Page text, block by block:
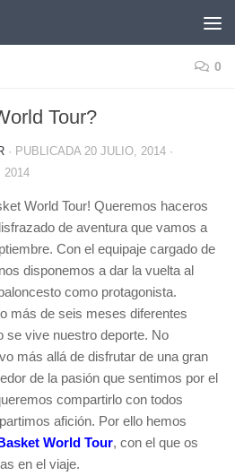
0
Tour?
· PUBLICADA 20 JULIO, 2014 ·
2014
World Tour! Queremos haceros
de aventura que vamos a
Con el equipaje cargado de
nos disponemos a dar la vuelta al
como protagonista.
más de seis meses diferentes
se vive nuestro deporte. No
más allá de disfrutar de una gran
de la pasión que sentimos por el
compartirlo con todos
afición. Por ello hemos
World Tour, con el que os
en el viaje.